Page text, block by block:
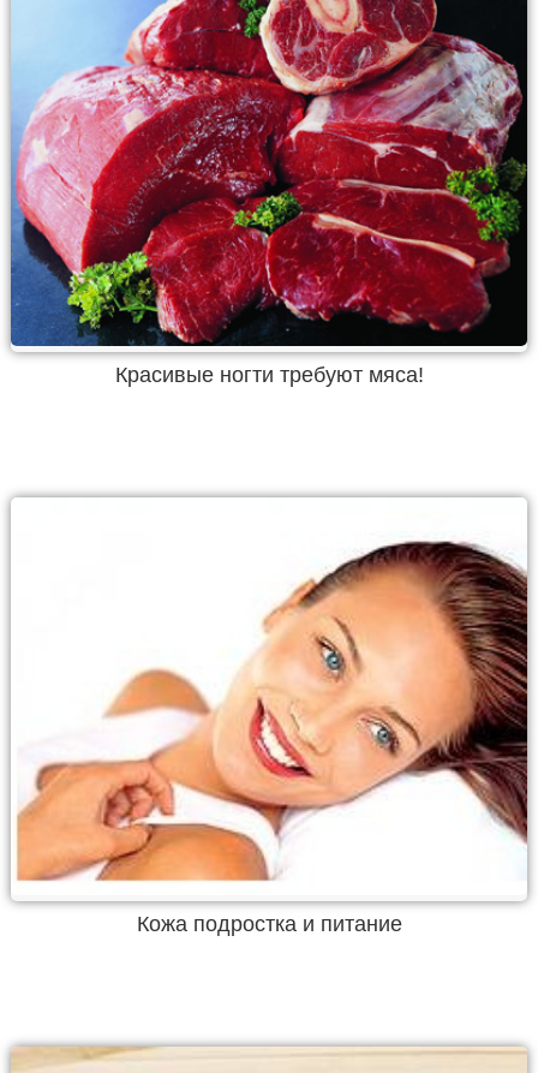
Красивые ногти требуют мяса!
Кожа подростка и питание